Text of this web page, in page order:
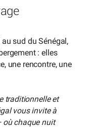
sud du Sénégal,
: elles
une rencontre, une
traditionnelle et
vous invite à
où chaque nuit